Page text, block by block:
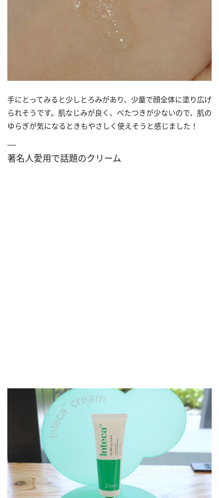
手にとってみると少しとろみがあり、少量で顔全体に塗り広げ
られそうです。肌なじみが良く、べたつきが少ないので、肌の
ゆらぎが気になるときもやさしく使えそうと感じました！
著名人愛用で話題のクリーム